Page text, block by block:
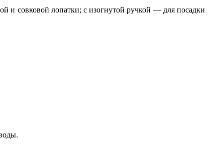
совковой лопатки; с изогнутой ручкой — для посадки